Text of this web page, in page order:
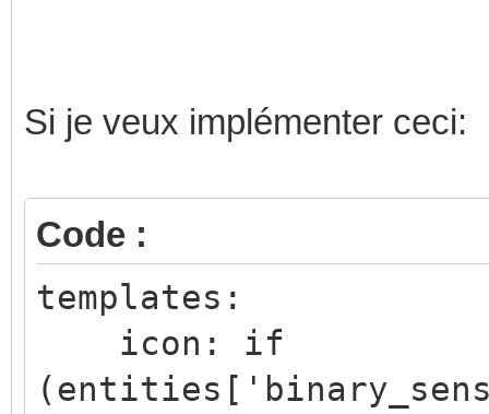
# Etat Porte Garage
- name: "Porte
state_address:
etc....
Si je veux implémenter ceci:
Code :
templates:
icon: if